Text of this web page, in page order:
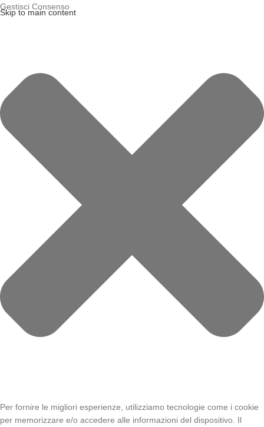
Gestisci Consenso
Per fornire le migliori esperienze, utilizziamo tecnologie come i cookie
per memorizzare e/o accedere alle informazioni del dispositivo. Il
Skip to main content